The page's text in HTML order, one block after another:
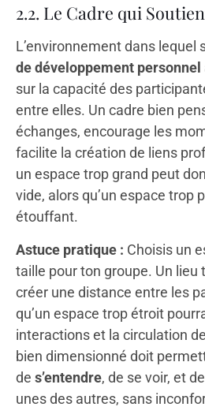
2.2. Le Cadre qui
L’environnement dans lequel
de développement personnel
sur la capacité des
entre elles. Un cadre bien
échanges, encourage les
facilite la création de liens
un espace trop grand peut
vide, alors qu’un espace trop
étouffant.
Astuce pratique : Choisis un
taille pour ton groupe. Un lieu
créer une distance entre les
qu’un espace trop étroit
interactions et la circulation
bien dimensionné doit
de s’entendre, de se voir, et
unes des autres, sans